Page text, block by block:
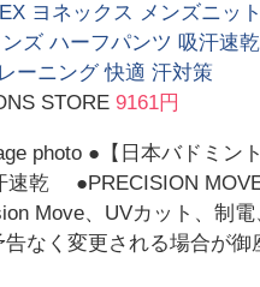
ヨネックス メンズニッ
ズ ハーフパンツ 吸汗速
ーニング 快適 汗対策
STORE 9161円
photo ●【日本バドミ
速乾 ●PRECISION
Move、UVカット、
なく変更される場合が